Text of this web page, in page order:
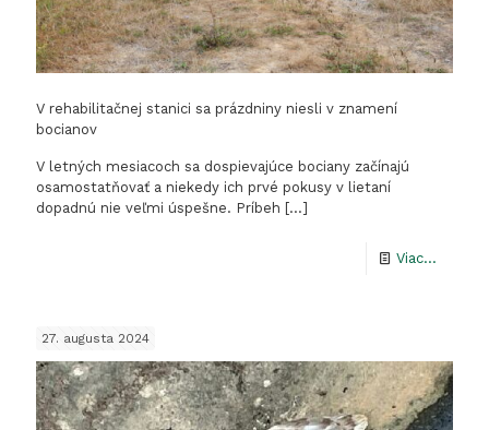
V rehabilitačnej stanici sa prázdniny niesli v znamení
bocianov
V letných mesiacoch sa dospievajúce bociany začínajú
osamostatňovať a niekedy ich prvé pokusy v lietaní
dopadnú nie veľmi úspešne. Príbeh […]
Viac...
sa
27. augusta 2024